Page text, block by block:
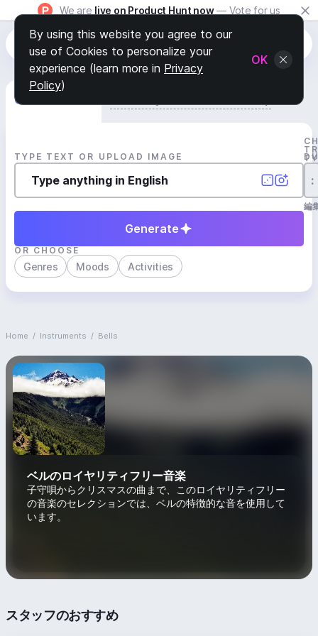
We are live on Product Hunt now — Vote for us
Generate Track
TYPE TEXT OR UPLOAD IMAGE
:
編
Generate
OR CHOOSE
Genres Moods Activities
Home / Instruments / Bells
ベルのロイヤリティフリー音楽
子守唄からクリスマスの曲まで、このロイヤリティフリー
の音楽のセレクションでは、ベルの特徴的な音を使用して
います。
スタッフのおすすめ
By using this website you agree to our
use of Cookies to personalize your
experience (learn more in Privacy
Policy)
OK